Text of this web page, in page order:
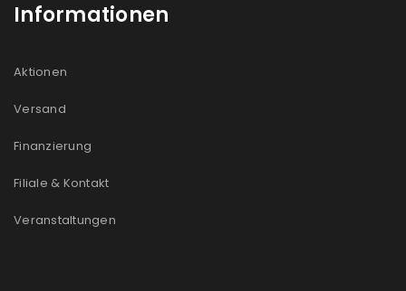
Informationen
Aktionen
Versand
Finanzierung
Filiale & Kontakt
Veranstaltungen